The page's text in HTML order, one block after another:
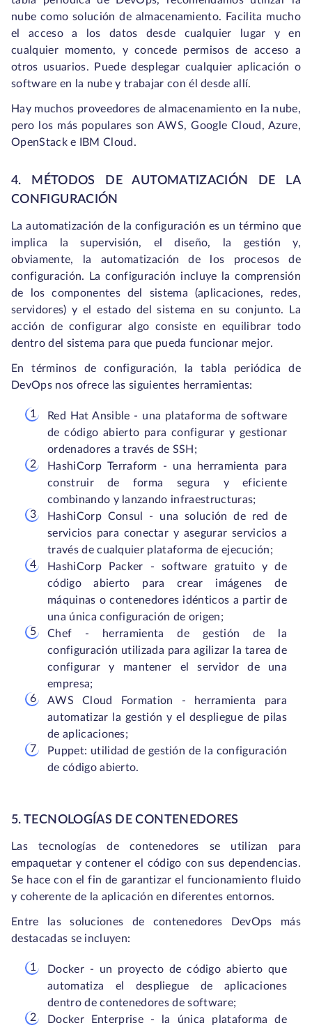
nube como solución de almacenamiento. Facilita mucho
el acceso a los datos desde cualquier lugar y en
cualquier momento, y concede permisos de acceso a
otros usuarios. Puede desplegar cualquier aplicación o
software en la nube y trabajar con él desde allí.
Hay muchos proveedores de almacenamiento en la nube,
pero los más populares son AWS, Google Cloud, Azure,
OpenStack e IBM Cloud.
4. MÉTODOS DE AUTOMATIZACIÓN DE LA
CONFIGURACIÓN
La automatización de la configuración es un término que
implica la supervisión, el diseño, la gestión y,
obviamente, la automatización de los procesos de
configuración. La configuración incluye la comprensión
de los componentes del sistema (aplicaciones, redes,
servidores) y el estado del sistema en su conjunto. La
acción de configurar algo consiste en equilibrar todo
dentro del sistema para que pueda funcionar mejor.
En términos de configuración, la tabla periódica de
DevOps nos ofrece las siguientes herramientas:
Red Hat Ansible - una plataforma de software
de código abierto para configurar y gestionar
ordenadores a través de SSH;
HashiCorp Terraform - una herramienta para
construir de forma segura y eficiente
combinando y lanzando infraestructuras;
HashiCorp Consul - una solución de red de
servicios para conectar y asegurar servicios a
través de cualquier plataforma de ejecución;
HashiCorp Packer - software gratuito y de
código abierto para crear imágenes de
máquinas o contenedores idénticos a partir de
una única configuración de origen;
Chef - herramienta de gestión de la
configuración utilizada para agilizar la tarea de
configurar y mantener el servidor de una
empresa;
AWS Cloud Formation - herramienta para
automatizar la gestión y el despliegue de pilas
de aplicaciones;
Puppet: utilidad de gestión de la configuración
de código abierto.
5. TECNOLOGÍAS DE CONTENEDORES
Las tecnologías de contenedores se utilizan para
empaquetar y contener el código con sus dependencias.
Se hace con el fin de garantizar el funcionamiento fluido
y coherente de la aplicación en diferentes entornos.
Entre las soluciones de contenedores DevOps más
destacadas se incluyen:
Docker - un proyecto de código abierto que
automatiza el despliegue de aplicaciones
dentro de contenedores de software;
Docker Enterprise - la única plataforma de